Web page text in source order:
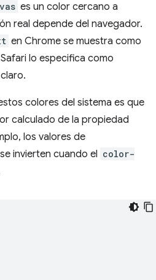
es un color cercano a
real depende del navegador.
en Chrome se muestra como
lo especifica como
colores del sistema es que
calculado de la propiedad
los valores de
se invierten cuando el color-